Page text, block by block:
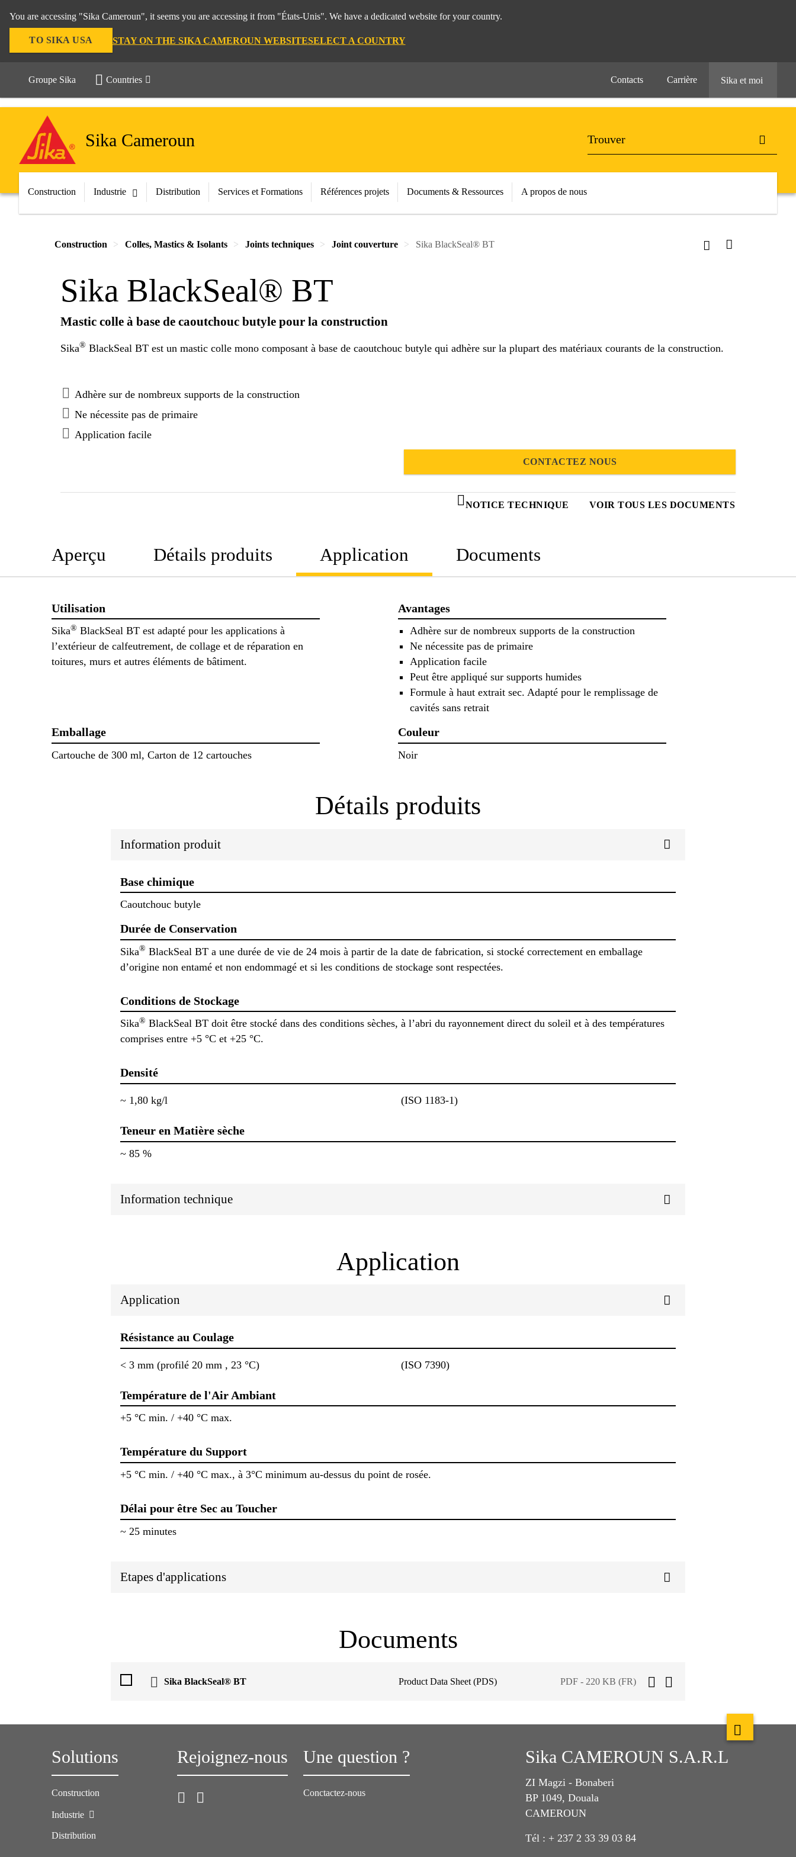
You are accessing "Sika Cameroun", it seems you are accessing it from "États-Unis". We have a dedicated website for your country.
TO SIKA USA STAY ON THE SIKA CAMEROUN WEBSITESELECT A COUNTRY
Groupe Sika Countries Contacts Carrière Sika et moi
Sika Cameroun
Construction Industrie Distribution Services et Formations Références projets Documents & Ressources A propos de nous
Construction Colles, Mastics & Isolants Joints techniques Joint couverture Sika BlackSeal® BT
Sika BlackSeal® BT
Mastic colle à base de caoutchouc butyle pour la construction
Sika® BlackSeal BT est un mastic colle mono composant à base de caoutchouc butyle qui adhère sur la plupart des matériaux courants de la construction.
Adhère sur de nombreux supports de la construction
Ne nécessite pas de primaire
Application facile
CONTACTEZ NOUS
NOTICE TECHNIQUE VOIR TOUS LES DOCUMENTS
Aperçu Détails produits Application Documents
Utilisation
Sika® BlackSeal BT est adapté pour les applications à
l’extérieur de calfeutrement, de collage et de réparation en
toitures, murs et autres éléments de bâtiment.
Avantages
Adhère sur de nombreux supports de la construction
Ne nécessite pas de primaire
Application facile
Peut être appliqué sur supports humides
Formule à haut extrait sec. Adapté pour le remplissage de
cavités sans retrait
Emballage
Cartouche de 300 ml, Carton de 12 cartouches
Couleur
Noir
Détails produits
Information produit
Base chimique
Caoutchouc butyle
Durée de Conservation
Sika® BlackSeal BT a une durée de vie de 24 mois à partir de la date de fabrication, si stocké correctement en emballage
d’origine non entamé et non endommagé et si les conditions de stockage sont respectées.
Conditions de Stockage
Sika® BlackSeal BT doit être stocké dans des conditions sèches, à l’abri du rayonnement direct du soleil et à des températures
comprises entre +5 °C et +25 °C.
Densité
~ 1,80 kg/l (ISO 1183-1)
Teneur en Matière sèche
~ 85 %
Information technique
Application
Application
Résistance au Coulage
< 3 mm (profilé 20 mm , 23 °C) (ISO 7390)
Température de l'Air Ambiant
+5 °C min. / +40 °C max.
Température du Support
+5 °C min. / +40 °C max., à 3°C minimum au-dessus du point de rosée.
Délai pour être Sec au Toucher
~ 25 minutes
Etapes d'applications
Documents
Sika BlackSeal® BT Product Data Sheet (PDS) PDF - 220 KB (FR)
Solutions
Construction
Industrie
Distribution
Rejoignez-nous Une question ?
Conctactez-nous
Sika CAMEROUN S.A.R.L
ZI Magzi - Bonaberi
BP 1049, Douala
CAMEROUN
Tél : + 237 2 33 39 03 84